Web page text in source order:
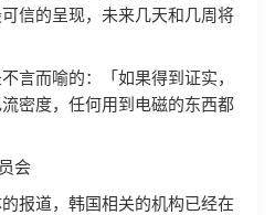
信的呈现，未来几天和几周将
言而喻的：「如果得到证实，
密度，任何用到电磁的东西都
会
报道，韩国相关的机构已经在